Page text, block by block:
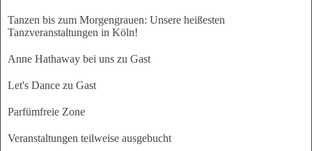
Tanzen bis zum Morgengrauen: Unsere heißesten
Tanzveranstaltungen in Köln!
Anne Hathaway bei uns zu Gast
Let's Dance zu Gast
Parfümfreie Zone
Veranstaltungen teilweise ausgebucht